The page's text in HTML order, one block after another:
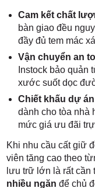
Cam kết chất
bàn giao đều
đầy đủ tem mác
Vận chuyển an
Instock bảo quản
xước suốt dọc
Chiết khấu dự
dành cho tòa nhà
mức giá ưu đãi
Khi nhu cầu cất giữ
viên tăng cao theo
lưu trữ lớn là rất cần
nhiều ngăn để chủ